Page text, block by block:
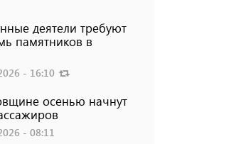
деятели требуют
памятников в
- 16:10
осенью начнут
- 08:11